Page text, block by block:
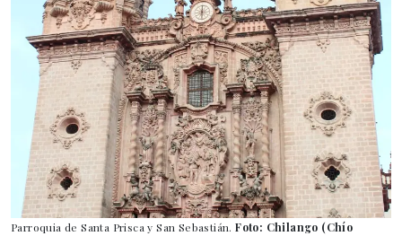
Parroquia de Santa Prisca y San Sebastián. Foto: Chilango (Chío